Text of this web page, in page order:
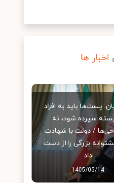
اخبار ها
پست‌ها باید به افراد
سپرده شود، نه
/ دولت با شهادت
بزرگی را از دست
داد
1405/05/14